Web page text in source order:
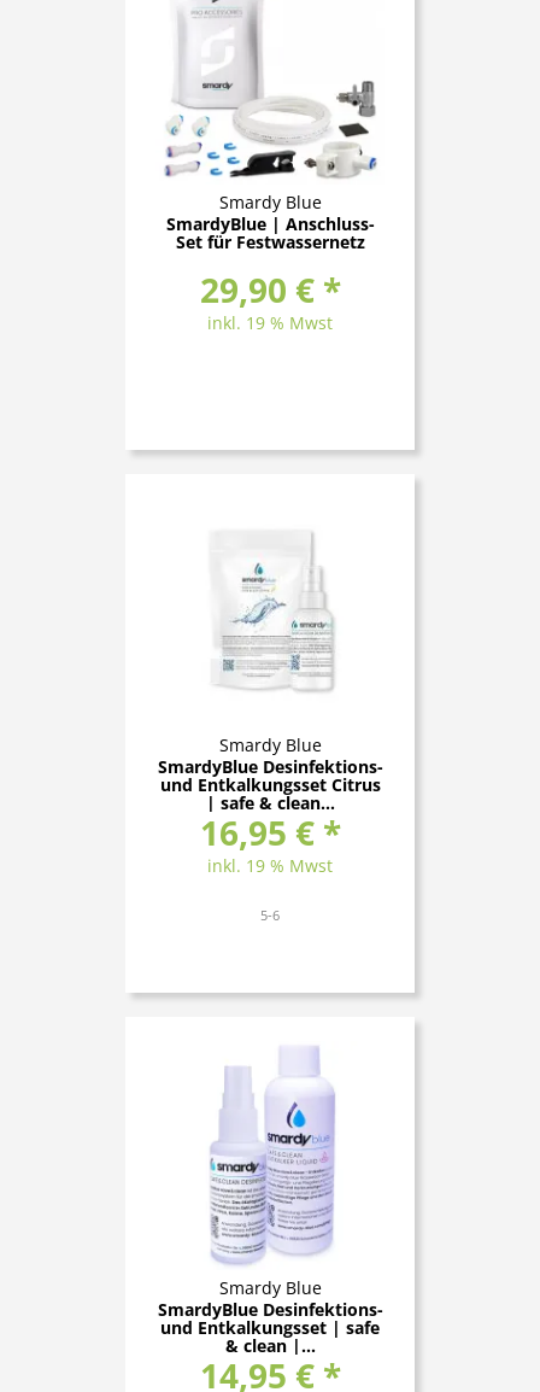
Smardy Blue
SmardyBlue | Anschluss-
Set für Festwassernetz
29,90 € *
inkl. 19 % Mwst
Smardy Blue
SmardyBlue Desinfektions-
und Entkalkungsset Citrus
| safe & clean...
16,95 € *
inkl. 19 % Mwst
5-6
Smardy Blue
SmardyBlue Desinfektions-
und Entkalkungsset | safe
& clean |...
14,95 € *